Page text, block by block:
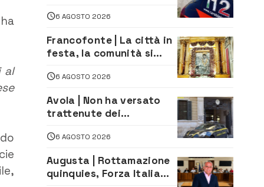
ha
al
6 AGOSTO 2026
Francofonte | La città in
festa, la comunità si
della Neve tra fede e
tradizione
6 AGOSTO 2026
Avola | Non ha versato
trattenute dei
oltre 700 mila euro a
imprenditore della
climatizzazione
6 AGOSTO 2026
Augusta | Rottamazione
quinquies, Forza Italia